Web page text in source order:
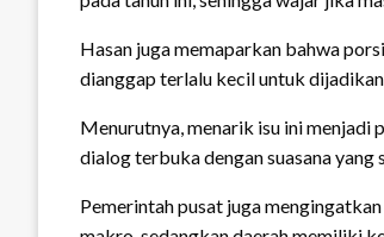
Hasan juga memaparkan bahwa
dianggap terlalu kecil untuk
Menurutnya, menarik isu ini menjadi
dialog terbuka dengan suasana yang
Pemerintah pusat juga